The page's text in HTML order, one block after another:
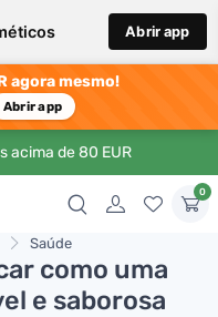
Abrir app
agora mesmo!
Abrir app
acima de 80 EUR
0
Saúde
como uma
e saborosa